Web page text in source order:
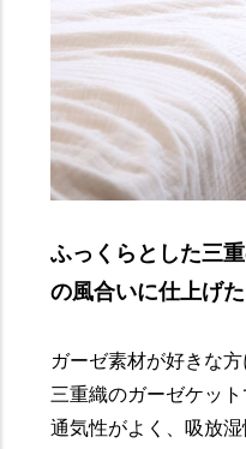
ふっくらとした三
の風合いに仕上げ
ガーゼ素材が好きな
三重織のガーゼケット
通気性がよく、吸放